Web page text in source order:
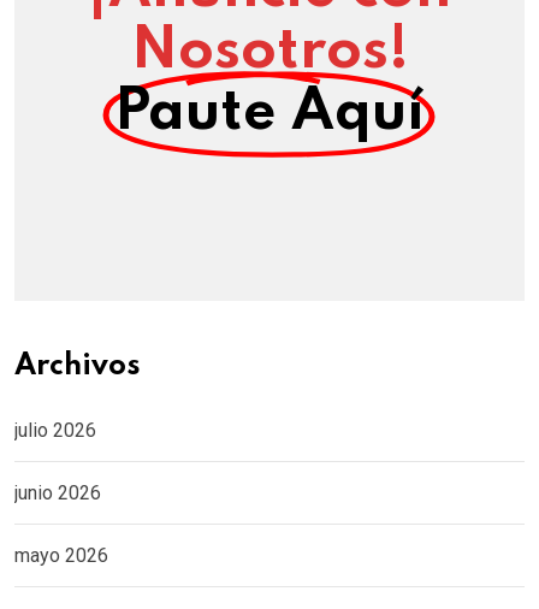
Nosotros!
Paute Aquí
Archivos
julio 2026
junio 2026
mayo 2026